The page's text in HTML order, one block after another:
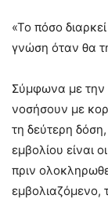
«Το πόσο
γνώση όταν θα
Σύμφωνα με την
νοσήσουν με
τη δεύτερη
εμβολίου είναι
πριν
εμβολιαζόμενο,